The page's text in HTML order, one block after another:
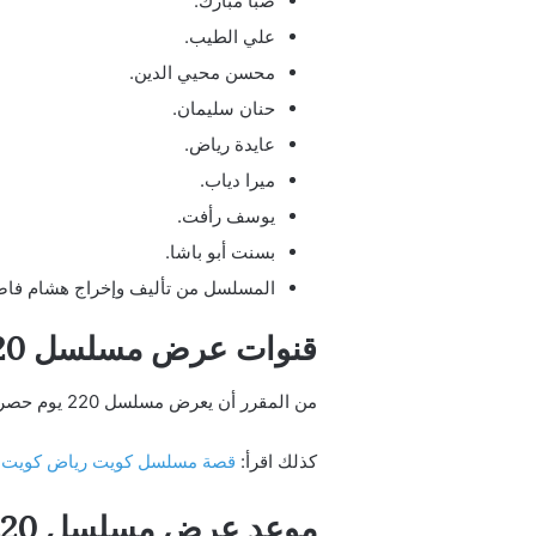
علي الطيب.
محسن محيي الدين.
حنان سليمان.
عايدة رياض.
ميرا دياب.
يوسف رأفت.
بسنت أبو باشا.
المسلسل من تأليف وإخراج هشام
قنوات عرض مسلسل 220 يوم
من المقرر أن يعرض مسلسل 220 يوم حصريًا على شاشة قناة MBC مصر، بالإضافة إلى عرضه على منصة “شاهد” الرقمية.
كذلك اقرأ: قصة مسلسل كويت رياض كويت